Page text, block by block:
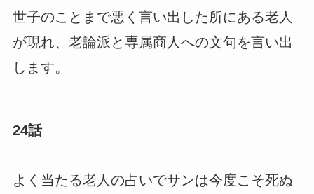
世子のことまで悪く言い出した所にある老人
が現れ、老論派と専属商人への文句を言い出
します。
24話
よく当たる老人の占いでサンは今度こそ死ぬ